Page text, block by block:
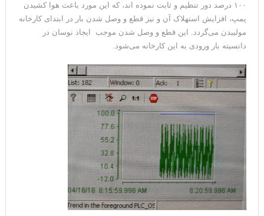
۱۰۰ درصد دور تنظیم و ثابت نموده اند، که این مورد باعث هوا کشیدن
پمپ، افزایش استهلاک آن و نیز قطع و وصل شدن بار در ابتدای کارخانه
مولیبدن می‌گردد. این قطع و وصل شدن موجب ایجاد نوسان در
دانسیته بار ورودی به این کارخانه می‌شود.